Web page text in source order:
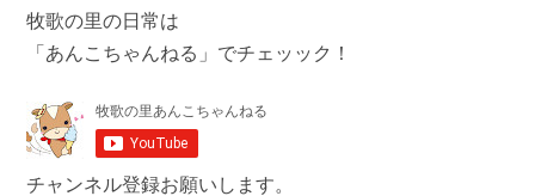
牧歌の里の日常は
「あんこちゃんねる」でチェッック！
チャンネル登録お願いします。